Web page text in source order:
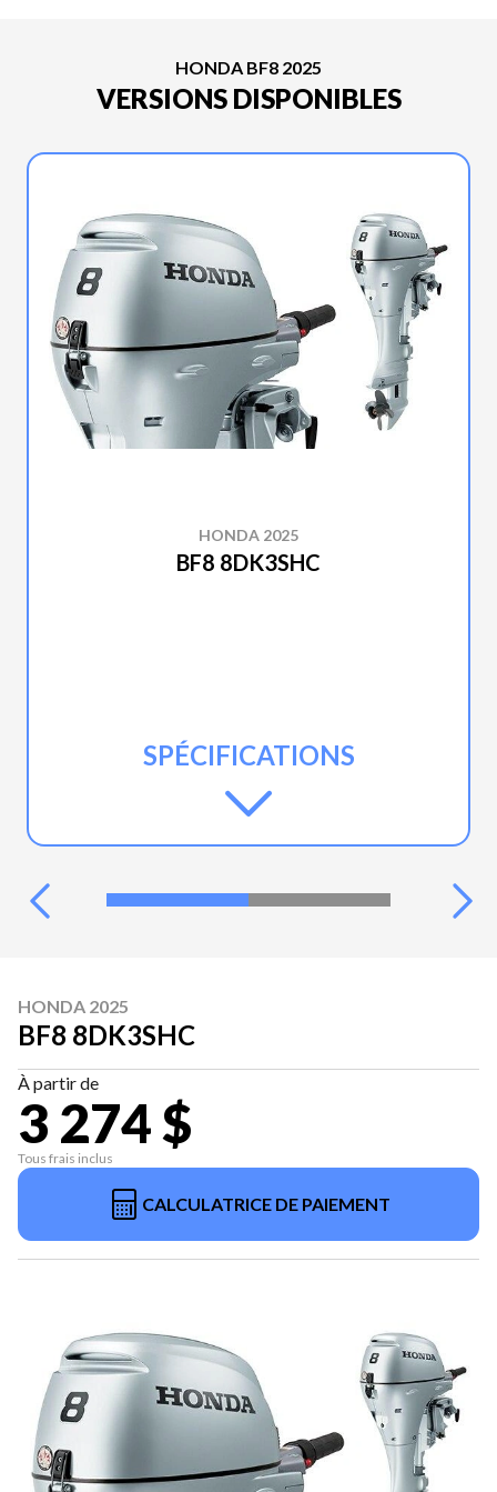
HONDA BF8 2025
VERSIONS DISPONIBLES
HONDA 2025
BF8 8DK3SHC
SPÉCIFICATIONS
HONDA 2025
BF8 8DK3SHC
À partir de
3 274 $
Tous frais inclus
CALCULATRICE DE PAIEMENT